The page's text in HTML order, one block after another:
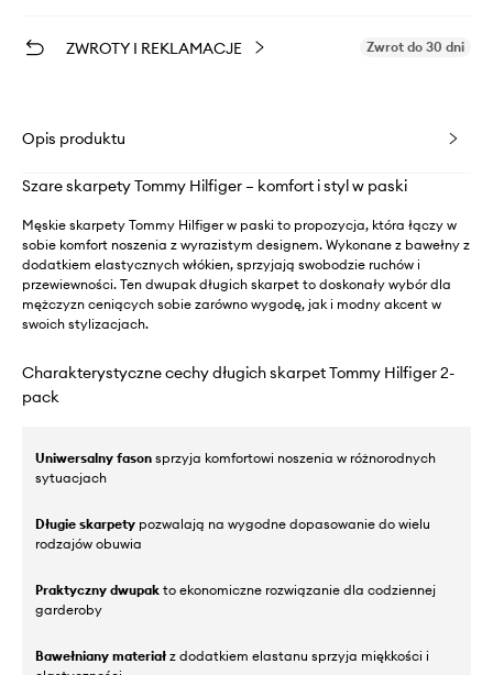
ZWROTY I REKLAMACJE Zwrot do 30 dni
Opis produktu
Szare skarpety Tommy Hilfiger – komfort i styl w paski
Męskie skarpety Tommy Hilfiger w paski to propozycja, która łączy w
sobie komfort noszenia z wyrazistym designem. Wykonane z bawełny z
dodatkiem elastycznych włókien, sprzyjają swobodzie ruchów i
przewiewności. Ten dwupak długich skarpet to doskonały wybór dla
mężczyzn ceniących sobie zarówno wygodę, jak i modny akcent w
swoich stylizacjach.
Charakterystyczne cechy długich skarpet Tommy Hilfiger 2-
pack
Uniwersalny fason sprzyja komfortowi noszenia w różnorodnych
sytuacjach
Długie skarpety pozwalają na wygodne dopasowanie do wielu
rodzajów obuwia
Praktyczny dwupak to ekonomiczne rozwiązanie dla codziennej
garderoby
Bawełniany materiał z dodatkiem elastanu sprzyja miękkości i